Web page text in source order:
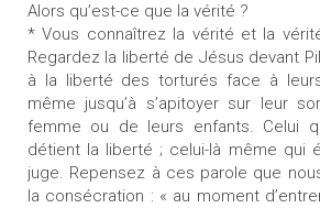
Alors qu’est-ce que la vérité ?
* Vous connaîtrez la vérité et la
Regardez la liberté de Jésus devant
à la liberté des torturés face à
même jusqu’à s’apitoyer sur leur
femme ou de leurs enfants. Celui
détient la liberté ; celui-là même qui
juge. Repensez à ces parole que
la consécration : « au moment